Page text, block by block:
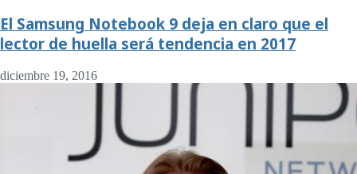
El Samsung Notebook 9 deja en claro que el
lector de huella será tendencia en 2017
diciembre 19, 2016